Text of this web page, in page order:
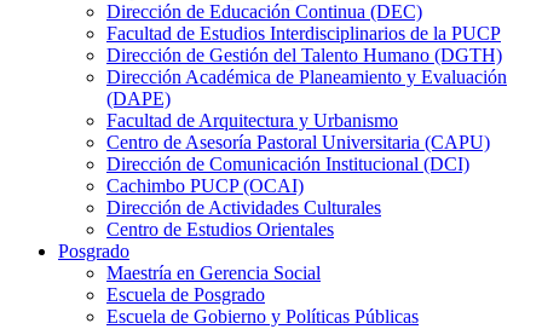
Dirección de Educación Continua (DEC)
Facultad de Estudios Interdisciplinarios de la PUCP
Dirección de Gestión del Talento Humano (DGTH)
Dirección Académica de Planeamiento y Evaluación
(DAPE)
Facultad de Arquitectura y Urbanismo
Centro de Asesoría Pastoral Universitaria (CAPU)
Dirección de Comunicación Institucional (DCI)
Cachimbo PUCP (OCAI)
Dirección de Actividades Culturales
Centro de Estudios Orientales
Posgrado
Maestría en Gerencia Social
Escuela de Posgrado
Escuela de Gobierno y Políticas Públicas